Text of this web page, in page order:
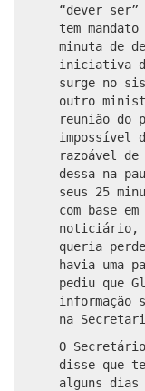
“dever
tem
minuta de
iniciativa
surge no
outro
reunião do
impossível
razoável de
dessa na
seus 25
com base
noticiário,
queria
havia uma
pediu que
informação
na
O
disse que
alguns dias